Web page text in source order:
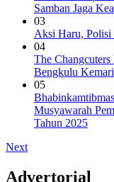
Samban Jaga
03
Aksi Haru, Polisi
04
The Changcuters
Bengkulu
05
Musyawarah
Tahun 2025
Next
Advertorial